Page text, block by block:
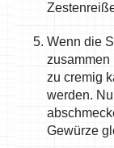
Wenn die
zusammen
zu cremig
werden.
Gewürze